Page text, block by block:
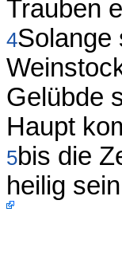
Trauben
4Solange
Gelübde
Haupt
5bis die
heilig